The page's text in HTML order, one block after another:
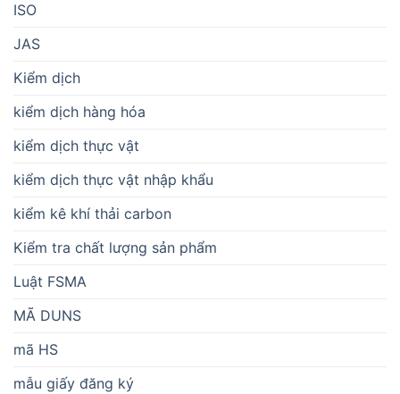
ISO
JAS
Kiểm dịch
kiểm dịch hàng hóa
kiểm dịch thực vật
kiểm dịch thực vật nhập khẩu
kiểm kê khí thải carbon
Kiểm tra chất lượng sản phẩm
Luật FSMA
MÃ DUNS
mã HS
mẫu giấy đăng ký